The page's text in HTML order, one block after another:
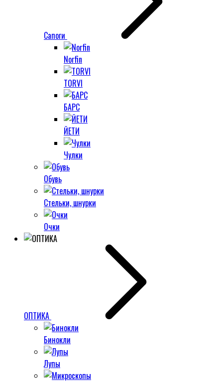
Сапоги
Norfin
TORVI
БАРС
ЙЕТИ
Чулки
Обувь
Стельки, шнурки
Очки
ОПТИКА
Бинокли
Лупы